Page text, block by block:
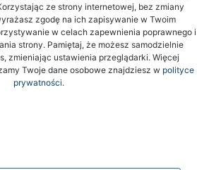
ze strony internetowej, bez zmiany
zgodę na ich zapisywanie w Twoim
w celach zapewnienia poprawnego i
strony. Pamiętaj, że możesz samodzielnie
zmieniając ustawienia przeglądarki. Więcej
Twoje dane osobowe znajdziesz w polityce
prywatności.